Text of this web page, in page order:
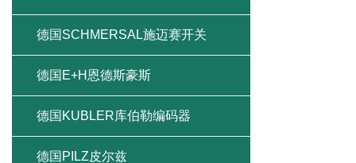
德国SCHMERSAL施迈赛开关
德国E+H恩德斯豪斯
德国KUBLER库伯勒编码器
德国PILZ皮尔兹